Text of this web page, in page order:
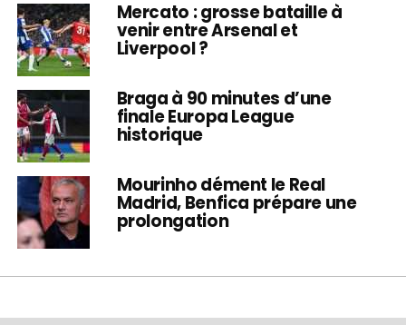
Mercato : grosse bataille à
venir entre Arsenal et
Liverpool ?
Braga à 90 minutes d’une
finale Europa League
historique
Mourinho dément le Real
Madrid, Benfica prépare une
prolongation